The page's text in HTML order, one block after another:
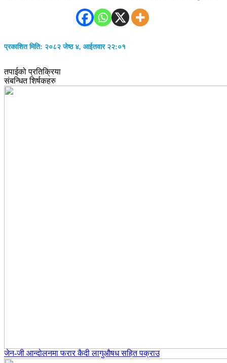
प्रकाशित मिति: २०८२ जेष्ठ ४, आईतवार २२:०१
तपाईको प्रतिक्रिया
संबन्धित शिर्षकहरु
जेन-जी आन्दोलनमा फरार कैदी लागुऔषध सहित पक्राउ